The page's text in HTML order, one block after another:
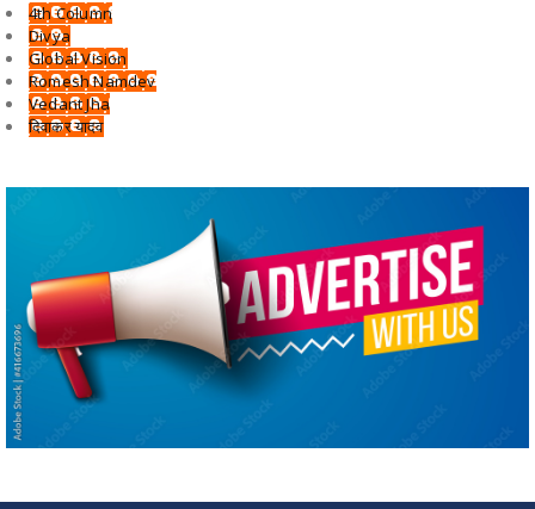
4th Column
Divya
Global Vision
Romesh Namdev
Vedant Jha
दिवाकर यादव